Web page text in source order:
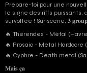
Prépare-toi pour une
le signe des riffs
survoltée ! Sur scène, 𝟑
🔥 Thérendes - Métal
🔥 Prosaic - Métal Hardcore
🔥 Cyphre - Death metal
𝐌𝐚𝐢𝐬 𝐜̧𝐚